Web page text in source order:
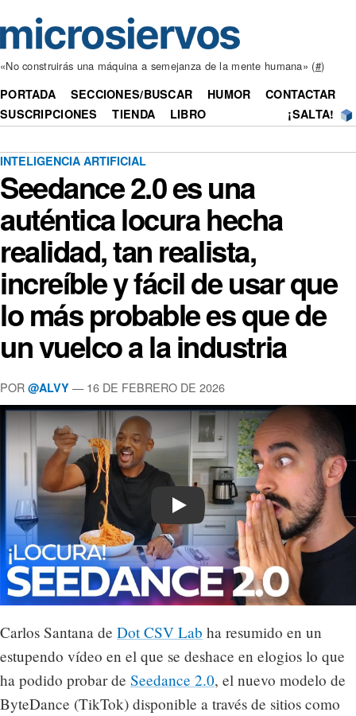
«No construirás una máquina a semejanza de la mente humana» (#)
PORTADA SECCIONES/BUSCAR HUMOR
CONTACTAR
SUSCRIPCIONES
TIENDA LIBRO ¡SALTA!
INTELIGENCIA ARTIFICIAL
Seedance 2.0 es una
auténtica locura hecha
realidad, tan realista,
increíble y fácil de usar que
lo más probable es que de
un vuelco a la industria
POR @ALVY — 16 DE FEBRERO DE 2026
Play
Carlos Santana de Dot CSV Lab ha resumido en un
estupendo vídeo en el que se deshace en elogios lo que
ha podido probar de Seedance 2.0, el nuevo modelo de
ByteDance (TikTok) disponible a través de sitios como